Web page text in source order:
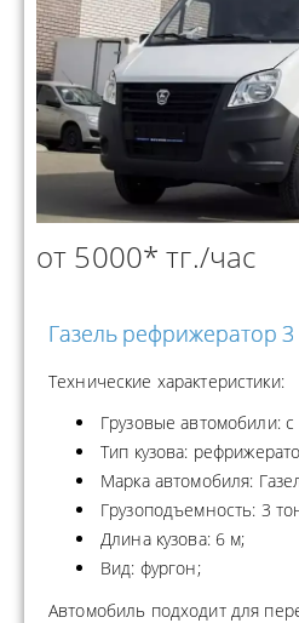
от 5000* тг./час
Газель рефрижератор
Технические характеристики:
Грузовые автомобили:
Тип кузова:
Марка автомобиля:
Грузоподъемность: 3
Длина кузова: 6 м;
Вид: фургон;
Автомобиль подходит для